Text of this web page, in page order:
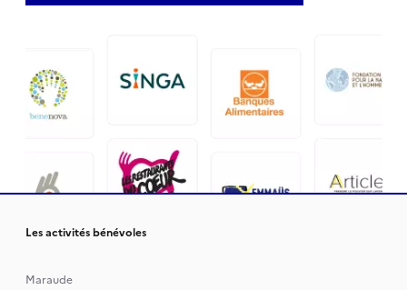
Les activités bénévoles
Maraude